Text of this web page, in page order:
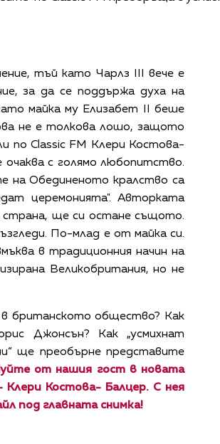
тъй като Чарлз III вече е
за да се поддържа духа на
майка му Елизабет II беше
не е толкова лошо, защото
по Classic FM
Клери Костова-
очаква с голямо любопитство.
на Обединеното кралство са
церемонията". Авторката
страна, ще си остане същото.
По-млад е от майка си.
в традиционния начин на
Великобритания, но не
британското общество? Как
Джонсън? Как „усмихнат
ще преобърне представите
от нашия гост в новата
Клери Костова- Балцер. С нея
под главната снимка!